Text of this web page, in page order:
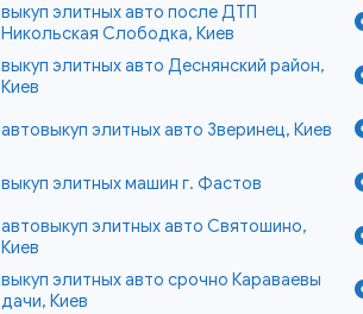
выкуп элитных авто после ДТП
Никольская Слободка, Киев
выкуп элитных авто Деснянский район,
Киев
автовыкуп элитных авто Зверинец, Киев
выкуп элитных машин г. Фастов
автовыкуп элитных авто Святошино,
Киев
выкуп элитных авто срочно Караваевы
дачи, Киев